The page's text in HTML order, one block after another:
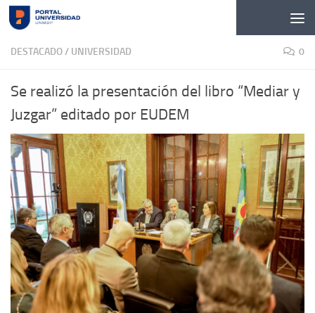
Skip to content
DESTACADO/ UNIVERSIDAD 0
Se realizó la presentación del libro “Mediar y
Juzgar” editado por EUDEM